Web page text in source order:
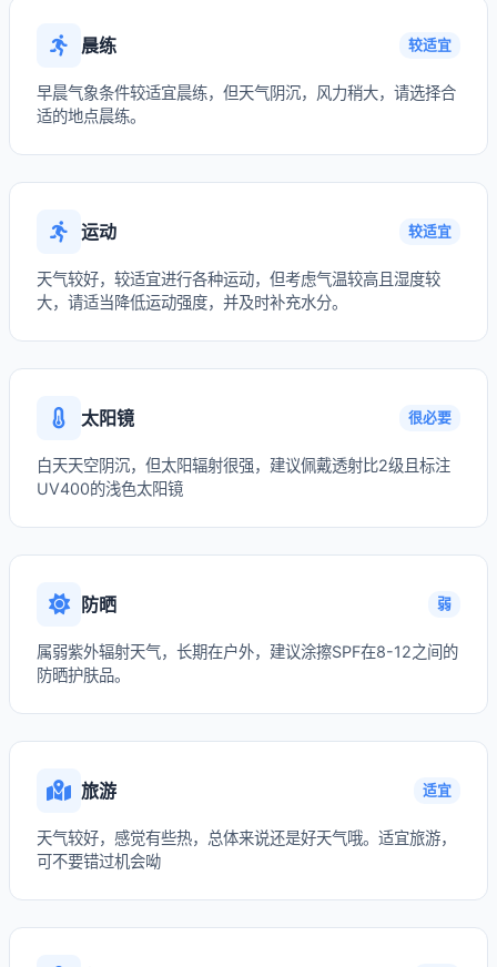
晨练 较适宜
早晨气象条件较适宜晨练，但天气阴沉，风力稍大，请选择合
适的地点晨练。
运动 较适宜
天气较好，较适宜进行各种运动，但考虑气温较高且湿度较
大，请适当降低运动强度，并及时补充水分。
太阳镜 很必要
白天天空阴沉，但太阳辐射很强，建议佩戴透射比2级且标注
UV400的浅色太阳镜
防晒 弱
属弱紫外辐射天气，长期在户外，建议涂擦SPF在8-12之间的
防晒护肤品。
旅游 适宜
天气较好，感觉有些热，总体来说还是好天气哦。适宜旅游，
可不要错过机会呦